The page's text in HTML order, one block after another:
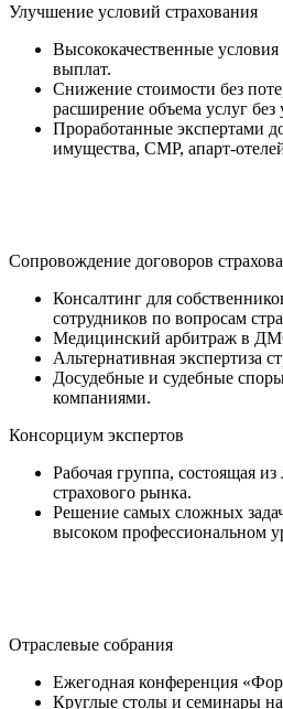
Улучшение условий страхования
Высококачественные условия
выплат.
Снижение стоимости без
расширение объема услуг без
Проработанные экспертами
имущества, СМР, апарт-
Сопровождение договоров
Консалтинг для
сотрудников по вопросам
Медицинский арбитраж в
Альтернативная экспертиза
Досудебные и судебные
компаниями.
Консорциум экспертов
Рабочая группа, состоящая
страхового рынка.
Решение самых сложных
высоком профессиональном
Отраслевые собрания
Ежегодная конференция
Круглые столы и семинары